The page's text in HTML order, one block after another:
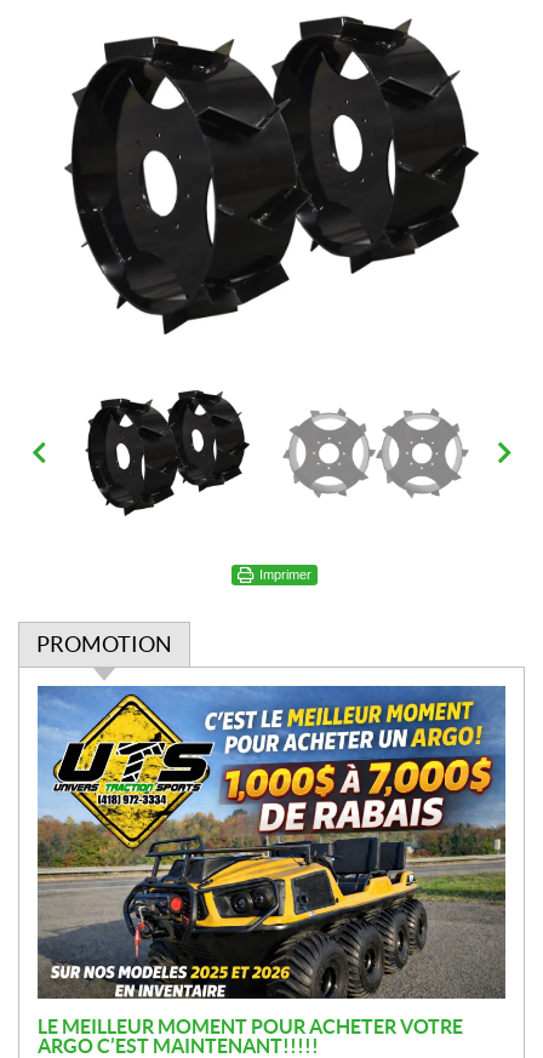
Imprimer
PROMOTION
P
r
o
m
t
i
o
n
LE MEILLEUR MOMENT POUR ACHETER VOTRE
ARGO C’EST MAINTENANT!!!!!